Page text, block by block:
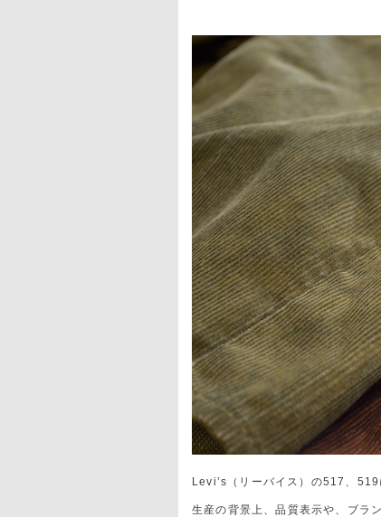
Levi’s（リーバイス）の517、519
生産の背景上、品質表示や、ブラ